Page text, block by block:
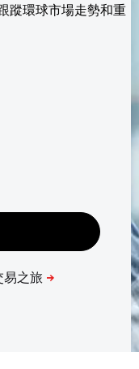
蹤環球市場走勢和重